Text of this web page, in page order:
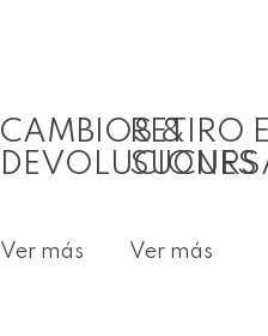
CAMBIOS &
DEVOLUCIONES
Ver más
RETIRO
Ver más